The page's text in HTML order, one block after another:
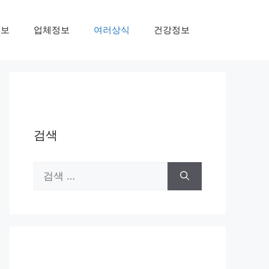
업체정보 여러상식 건강정보
검색
색: